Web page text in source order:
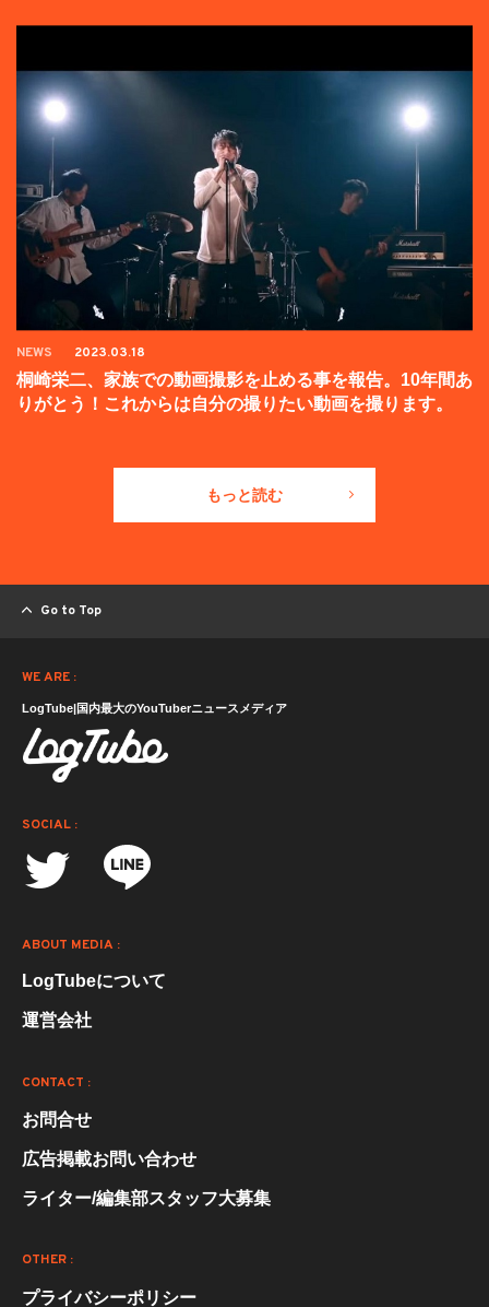
NEWS 2023.03.18
桐崎栄二、家族での動画撮影を止める事を報告。10年間あ
りがとう！これからは自分の撮りたい動画を撮ります。
もっと読む
Go to Top
WE ARE :
LogTube|国内最大のYouTuberニュースメディア
SOCIAL :
ABOUT MEDIA :
LogTubeについて
運営会社
CONTACT :
お問合せ
広告掲載お問い合わせ
ライター/編集部スタッフ大募集
OTHER :
プライバシーポリシー